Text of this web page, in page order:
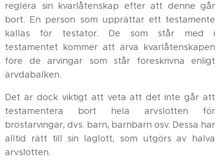
reglera sin kvarlåtenskap efter att denne går
bort. En person som upprättar ett testamente
kallas för testator. De som står med i
testamentet kommer att ärva kvarlåtenskapen
före de arvingar som står föreskrivna enligt
ärvdabalken.
Det är dock viktigt att veta att det inte går att
testamentera bort hela arvslotten för
bröstarvingar, dvs. barn, barnbarn osv. Dessa har
alltid rätt till sin laglott, som utgörs av halva
arvslotten.